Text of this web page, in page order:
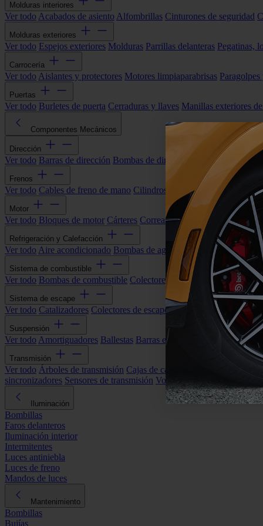
Molduras interiores
Ver todo Acabados de asiento Alfombrillas Cinturones de seguridad
Molduras exteriores
Ver todo Espejos exteriores Molduras Parrillas delanteras Pegatinas,
Carrocería
Ver todo Aislantes y protectores Motores limpiaparabrisas
Puertas
Ver todo Burletes de puerta Cerraduras y llaves Manillas exteriores
Componentes Mecánicos
Dirección
Ver todo Barras de dirección Bombas de dirección asistida
Frenos
Ver todo Cables de freno de mano Cilindros de freno Componentes
Motor
Ver todo Bloques de motor Cárteres Correas alternador Correas y
Refrigeración y Calefacción
Ver todo Aire acondicionado Bombas de agua Electroventiladores
Sistema de combustible
Ver todo Bombas de combustible Colectores de admisión Filtros de
Sistema de escape
Ver todo Catalizadores Colectores de escape Filtros de partículas
Suspensión
Ver todo Amortiguadores Ballestas Barras estabilizadoras Bieletas y
Transmisión
Ver todo Árboles de transmisión Cajas de cambios automáticas
sincronizadores Sensores de transmisión Volantes de motor
Iluminación
Bombillas
Faros delanteros
Iluminación interior
Intermitentes
Luces antiniebla
Luces de freno
Mandos de luces
Mantenimiento
Bombillas
Bujías